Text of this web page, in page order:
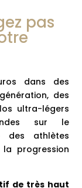
pas
dans des
des
ultra-légers
sur le
des athlètes
progression
de très haut